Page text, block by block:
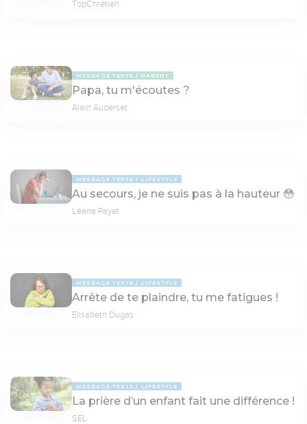
TopChrétien
MESSAGE TEXTE PARENT
Papa, tu m'écoutes ?
Alain Auderset
MESSAGE TEXTE LIFESTYLE
Au secours, je ne suis pas à la hauteur 😳
Léana Payet
MESSAGE TEXTE LIFESTYLE
Arrête de te plaindre, tu me fatigues !
Elisabeth Dugas
MESSAGE TEXTE LIFESTYLE
La prière d’un enfant fait une différence !
SEL